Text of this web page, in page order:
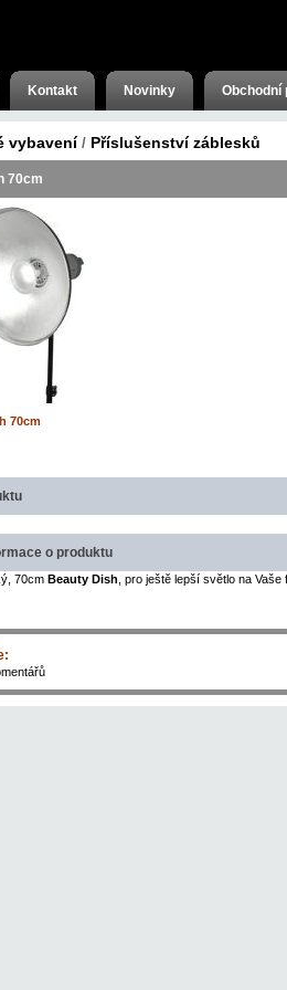
Kontakt Novinky Obchodní
vybavení / Příslušenství záblesků
70cm
o produktu
70cm Beauty Dish , pro ještě lepší světlo na Vaše